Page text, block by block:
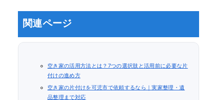
関連ページ
空き家の活用方法とは？7つの選択肢と活用前に必要な片
付けの進め方
空き家の片付けを可児市で依頼するなら｜実家整理・遺
品整理まで対応